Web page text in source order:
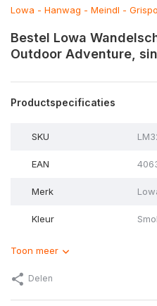
Lowa - Hanwag - Meindl -
Bestel Lowa
Outdoor Adventure,
Productspecificaties
SKU
EAN
Merk
Kleur
Toon meer
Delen